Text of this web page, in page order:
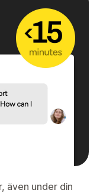
även under din